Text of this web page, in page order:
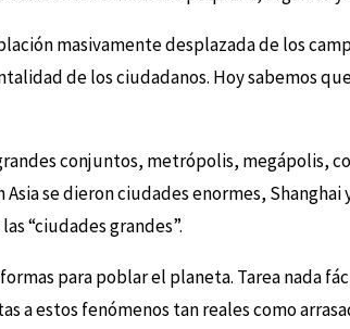
masivamente desplazada de los
de los ciudadanos. Hoy sabemos
conjuntos, metrópolis, megápolis,
se dieron ciudades enormes, Shanghai
“ciudades grandes”.
para poblar el planeta. Tarea nada
a estos fenómenos tan reales como